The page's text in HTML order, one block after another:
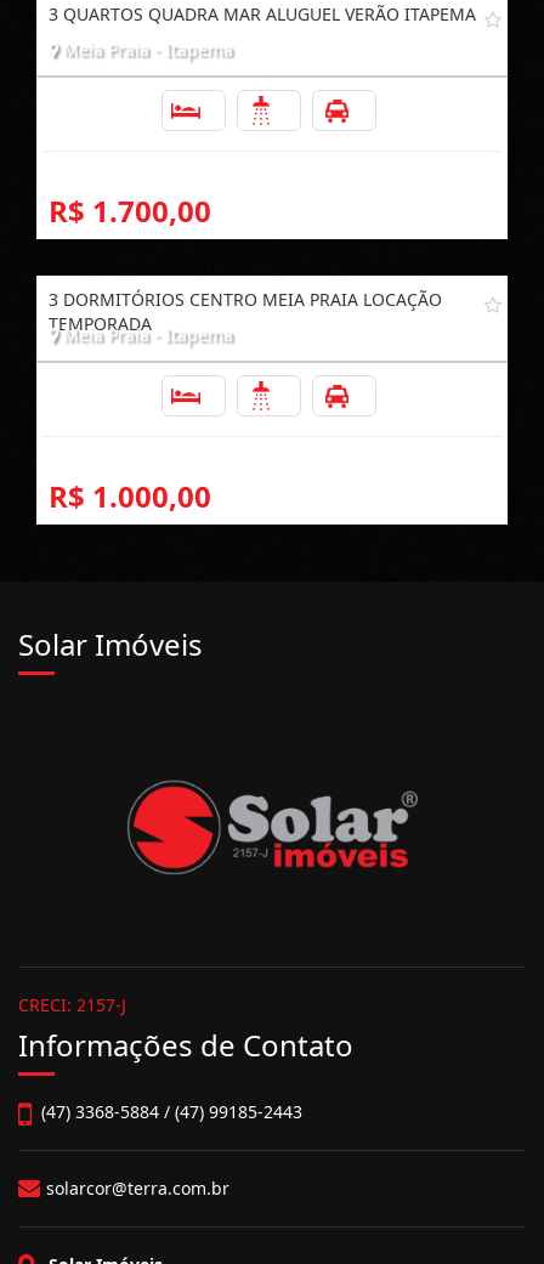
3 QUARTOS QUADRA MAR ALUGUEL VERÃO ITAPEMA
Meia Praia - Itapema
R$ 1.700,00
3 DORMITÓRIOS CENTRO MEIA PRAIA LOCAÇÃO
TEMPORADA
Meia Praia - Itapema
R$ 1.000,00
Solar Imóveis
CRECI: 2157-J
Informações de Contato
(47) 3368-5884 / (47) 99185-2443
solarcor@terra.com.br